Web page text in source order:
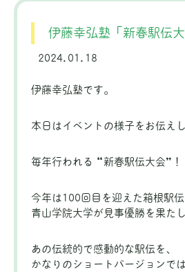
伊藤幸弘塾「新春駅伝大
2024.01.18
伊藤幸弘塾です。
本日はイベントの様子をお伝えし
毎年行われる “新春駅伝大会”！
今年は100回目を迎えた箱根駅伝
青山学院大学が見事優勝を果た
あの伝統的で感動的な駅伝を、
かなりのショートバージョンで